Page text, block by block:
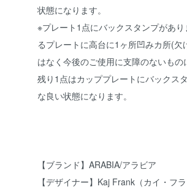
状態になります。
※プレート1点にバックスタンプがあ
るプレートに高台に1ヶ所凹みカ所(欠
はなく今後のご使用に支障のないもの
残り1点はカッププレートにバックス
な良い状態になります。
【ブランド】ARABIA/アラビア
【デザイナー】Kaj Frank（カイ・フラ